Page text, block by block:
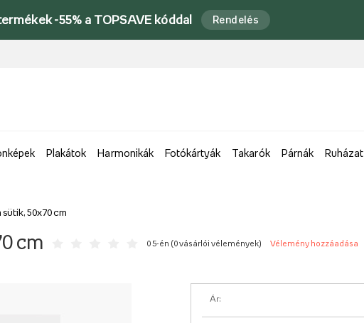
-55% a TOPSAVE kóddal Rendelés
Plakátok Harmonikák Fotókártyák Takarók Párnák Ruházat
sütik, 50x70 cm
cm 0 5-én (0 vásárlói vélemények) Vélemény hozzáadása
Ár: